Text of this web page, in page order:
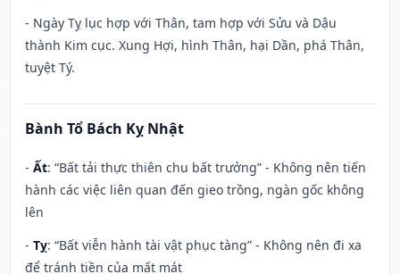
- Ngày Tỵ lục hợp với Thân, tam hợp với Sửu và Dậu
thành Kim cục. Xung Hợi, hình Thân, hại Dần, phá Thân,
tuyệt Tý.
Bành Tổ Bách Kỵ Nhật
- Ất: “Bất tải thực thiên chu bất trưởng” - Không nên tiến
hành các việc liên quan đến gieo trồng, ngàn gốc không
lên
- Tỵ: “Bất viễn hành tài vật phục tàng” - Không nên đi xa
để tránh tiền của mất mát